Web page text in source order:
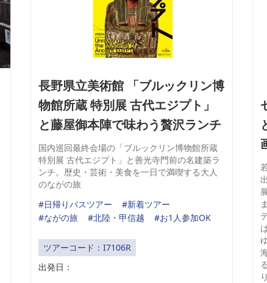
長野県立美術館 「ブルックリン博
物館所蔵 特別展 古代エジプト」
と藤屋御本陣で味わう贅沢ランチ
国内巡回最終会場の「ブルックリン博物館所蔵
特別展 古代エジプト」と善光寺門前の名建築ラ
ンチ。歴史・芸術・美食を一日で満喫する大人
のながの旅
#日帰りバスツアー
#新着ツアー
#ながの旅
#北陸・甲信越 #お1人参加OK
ツアーコード：I7106R
出発日：